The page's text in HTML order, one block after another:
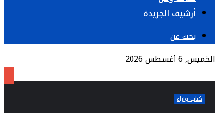
أرشيف الجريدة
بحث عن
الخميس, 6 أغسطس 2026
كتاب وآراء